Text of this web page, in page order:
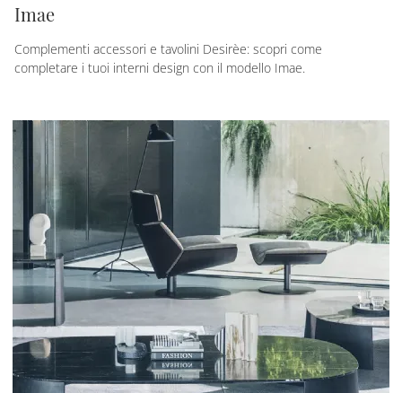
Imae
Complementi accessori e tavolini Desirèe: scopri come
completare i tuoi interni design con il modello Imae.